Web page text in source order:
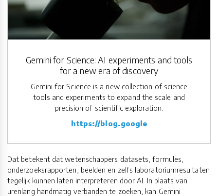
Gemini for Science: AI experiments and tools
for a new era of discovery
Gemini for Science is a new collection of science
tools and experiments to expand the scale and
precision of scientific exploration.
https://blog.google
Dat betekent dat wetenschappers datasets, formules,
onderzoeksrapporten, beelden en zelfs laboratoriumresultaten
tegelijk kunnen laten interpreteren door AI. In plaats van
urenlang handmatig verbanden te zoeken, kan Gemini